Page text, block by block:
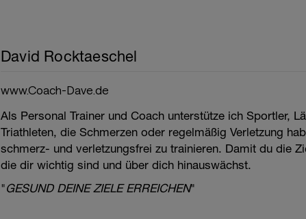
David Rocktaeschel
www.Coach-Dave.de
Als Personal Trainer und Coach unterstütze ich Sportler,
Triathleten, die Schmerzen oder regelmäßig Verletzung
schmerz- und verletzungsfrei zu trainieren. Damit du die
die dir wichtig sind und über dich hinauswächst.
"GESUND DEINE ZIELE ERREICHEN"